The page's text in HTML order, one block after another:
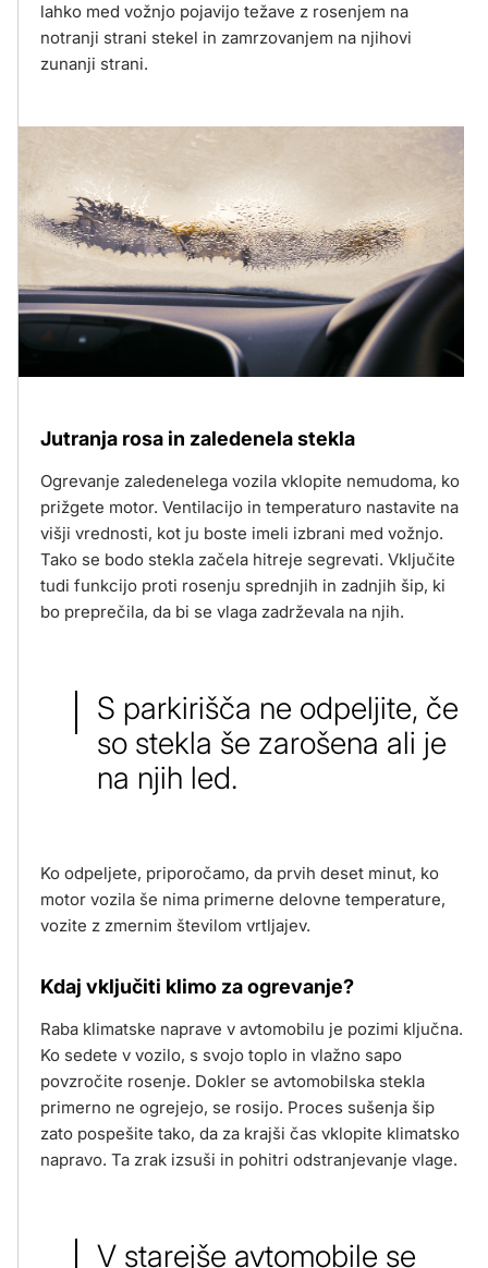
lahko med vožnjo pojavijo težave z rosenjem na
notranji strani stekel in zamrzovanjem na njihovi
zunanji strani.
Jutranja rosa in zaledenela stekla
Ogrevanje zaledenelega vozila vklopite nemudoma, ko
prižgete motor. Ventilacijo in temperaturo nastavite na
višji vrednosti, kot ju boste imeli izbrani med vožnjo.
Tako se bodo stekla začela hitreje segrevati. Vključite
tudi funkcijo proti rosenju sprednjih in zadnjih šip, ki
bo preprečila, da bi se vlaga zadrževala na njih.
S parkirišča ne odpeljite, če
so stekla še zarošena ali je
na njih led.
Ko odpeljete, priporočamo, da prvih deset minut, ko
motor vozila še nima primerne delovne temperature,
vozite z zmernim številom vrtljajev.
Kdaj vključiti klimo za ogrevanje?
Raba klimatske naprave v avtomobilu je pozimi ključna.
Ko sedete v vozilo, s svojo toplo in vlažno sapo
povzročite rosenje. Dokler se avtomobilska stekla
primerno ne ogrejejo, se rosijo. Proces sušenja šip
zato pospešite tako, da za krajši čas vklopite klimatsko
napravo. Ta zrak izsuši in pohitri odstranjevanje vlage.
V starejše avtomobile se